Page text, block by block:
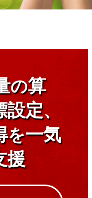
の算
定、
を一気
援